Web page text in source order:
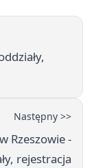
Następny >>
Rzeszowie -
rejestracja